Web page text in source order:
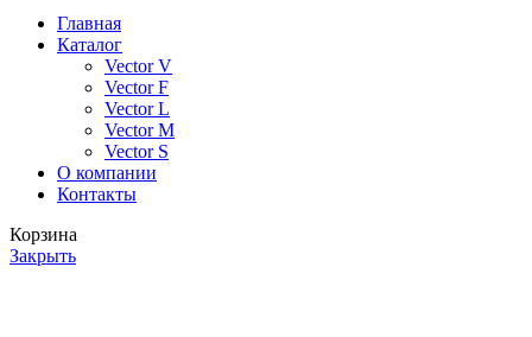
Главная
Каталог
Vector V
Vector F
Vector L
Vector M
Vector S
О компании
Контакты
Корзина
Закрыть